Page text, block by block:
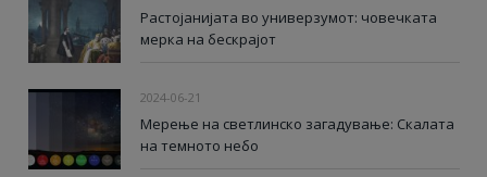
Растојанијата во универзумот: човечката
мерка на бескрајот
2024-06-21
Мерење на светлинско загадување: Скалата
на темното небо